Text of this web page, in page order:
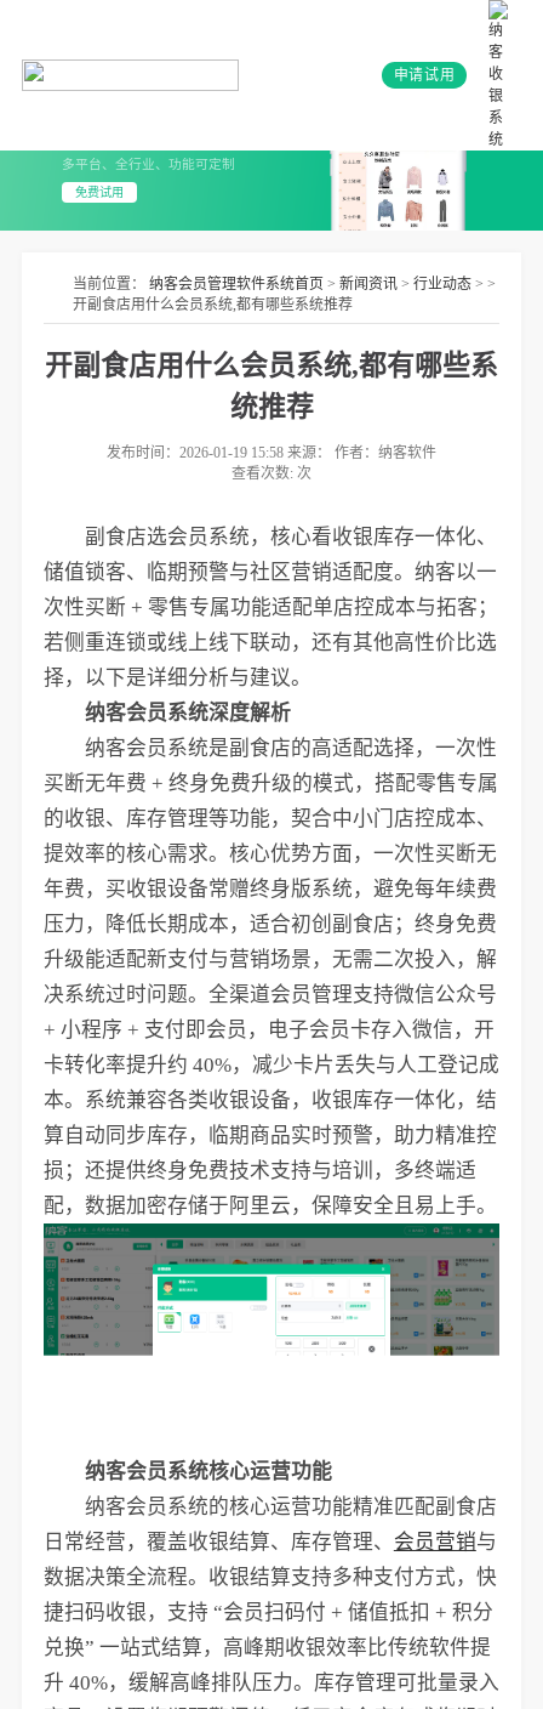
申请试用
多平台、全行业、功能可定制
免费试用
当前位置： 纳客会员管理软件系统首页> 新闻资讯> 行业动态> >
开副食店用什么会员系统,都有哪些系统推荐
开副食店用什么会员系统,都有哪些系
统推荐
发布时间：2026-01-19 15:58 来源： 作者：纳客软件
查看次数: 次
副食店选会员系统，核心看收银库存一体化、
储值锁客、临期预警与社区营销适配度。纳客以一
次性买断 + 零售专属功能适配单店控成本与拓客；
若侧重连锁或线上线下联动，还有其他高性价比选
择，以下是详细分析与建议。
纳客会员系统深度解析
纳客会员系统是副食店的高适配选择，一次性
买断无年费 + 终身免费升级的模式，搭配零售专属
的收银、库存管理等功能，契合中小门店控成本、
提效率的核心需求。核心优势方面，一次性买断无
年费，买收银设备常赠终身版系统，避免每年续费
压力，降低长期成本，适合初创副食店；终身免费
升级能适配新支付与营销场景，无需二次投入，解
决系统过时问题。全渠道会员管理支持微信公众号
+ 小程序 + 支付即会员，电子会员卡存入微信，开
卡转化率提升约 40%，减少卡片丢失与人工登记成
本。系统兼容各类收银设备，收银库存一体化，结
算自动同步库存，临期商品实时预警，助力精准控
损；还提供终身免费技术支持与培训，多终端适
配，数据加密存储于阿里云，保障安全且易上手。
纳客会员系统核心运营功能
纳客会员系统的核心运营功能精准匹配副食店
日常经营，覆盖收银结算、库存管理、 会员营销与
数据决策全流程。收银结算支持多种支付方式，快
捷扫码收银，支持 “会员扫码付 + 储值抵扣 + 积分
兑换” 一站式结算，高峰期收银效率比传统软件提
升 40%，缓解高峰排队压力。库存管理可批量录入